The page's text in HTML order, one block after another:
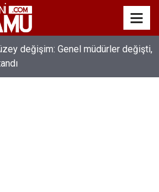
değişim: Genel müdürler değişti,